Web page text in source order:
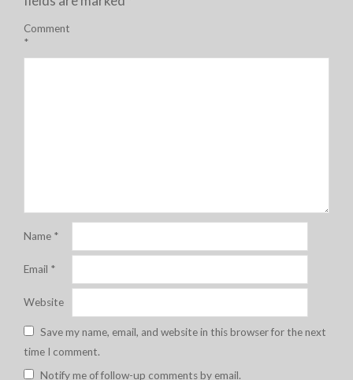
Comment
*
Name *
Email *
Website
Save my name, email, and website in this browser for the next
time I comment.
Notify me of follow-up comments by email.